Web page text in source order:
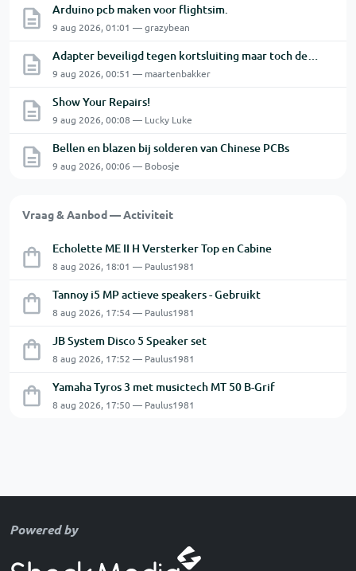
Arduino pcb maken voor flightsim.
9 aug 2026, 01:01 — grazybean
9 aug 2026, 00:51 — maartenbakker
Show Your Repairs!
9 aug 2026, 00:08 — Lucky Luke
Bellen en blazen bij solderen van Chinese PCBs
9 aug 2026, 00:06 — Bobosje
Vraag & Aanbod — Activiteit
Echolette ME II H Versterker Top en Cabine
8 aug 2026, 18:01 — Paulus1981
Tannoy i5 MP actieve speakers - Gebruikt
8 aug 2026, 17:54 — Paulus1981
JB System Disco 5 Speaker set
8 aug 2026, 17:52 — Paulus1981
Yamaha Tyros 3 met musictech MT 50 B-Grif
8 aug 2026, 17:50 — Paulus1981
Powered by